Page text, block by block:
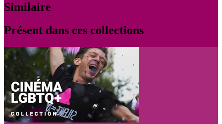
Similaire
Présent dans ces collections